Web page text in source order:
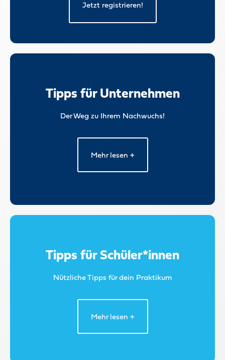
Jetzt registrieren!
Tipps für Unternehmen
Der Weg zu Ihrem Nachwuchs!
Mehr lesen +
Tipps für Schüler*innen
Nützliche Tipps für dein Praktikum
Mehr lesen +